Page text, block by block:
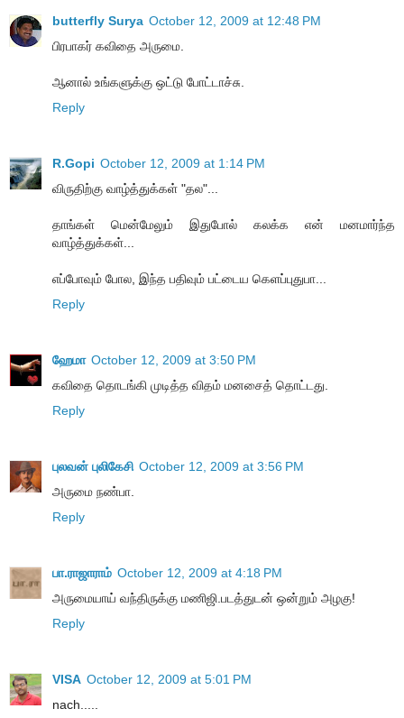
butterfly Surya October 12, 2009 at 12:48 PM
பிரபாகர் கவிதை அருமை.
ஆனால் உங்களுக்கு ஒட்டு போட்டாச்சு.
Reply
R.Gopi October 12, 2009 at 1:14 PM
விருதிற்கு வாழ்த்துக்கள் "தல"...
தாங்கள் மென்மேலும் இதுபோல் கலக்க என் மனமார்ந்த
வாழ்த்துக்கள்...
எப்போவும் போல, இந்த பதிவும் பட்டைய கெளப்புதுபா...
Reply
ஹேமா October 12, 2009 at 3:50 PM
கவிதை தொடங்கி முடித்த விதம் மனசைத் தொட்டது.
Reply
புலவன் புலிகேசி October 12, 2009 at 3:56 PM
அருமை நண்பா.
Reply
பா.ராஜாராம் October 12, 2009 at 4:18 PM
அருமையாய் வந்திருக்கு மணிஜி.படத்துடன் ஒன்றும் அழகு!
Reply
VISA October 12, 2009 at 5:01 PM
nach.....